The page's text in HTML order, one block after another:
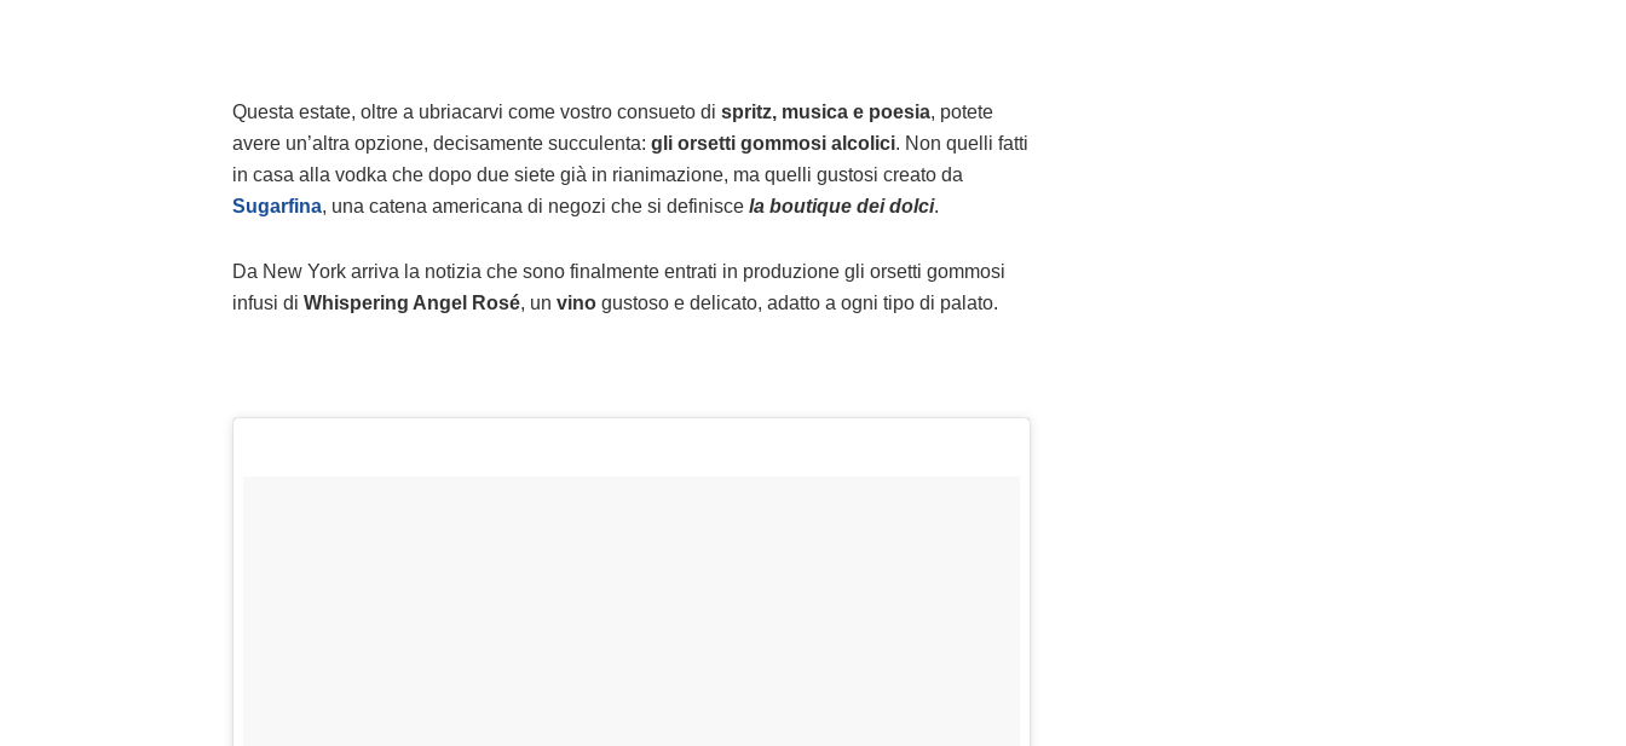
Questa estate, oltre a ubriacarvi come vostro consueto di spritz, musica e poesia, potete
avere un’altra opzione, decisamente succulenta: gli orsetti gommosi alcolici. Non quelli fatti
in casa alla vodka che dopo due siete già in rianimazione, ma quelli gustosi creato da
Sugarfina, una catena americana di negozi che si definisce la boutique dei dolci.
Da New York arriva la notizia che sono finalmente entrati in produzione gli orsetti gommosi
infusi di Whispering Angel Rosé, un vino gustoso e delicato, adatto a ogni tipo di palato.